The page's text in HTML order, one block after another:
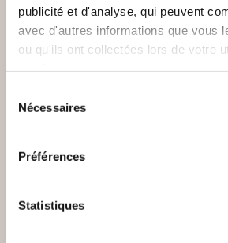
publicité et d'analyse, qui peuvent
avec d'autres informations que vous
ou qu'ils ont collectées lors de votre
Nécessaires
Préférences
Statistiques
ASTROLOGIE